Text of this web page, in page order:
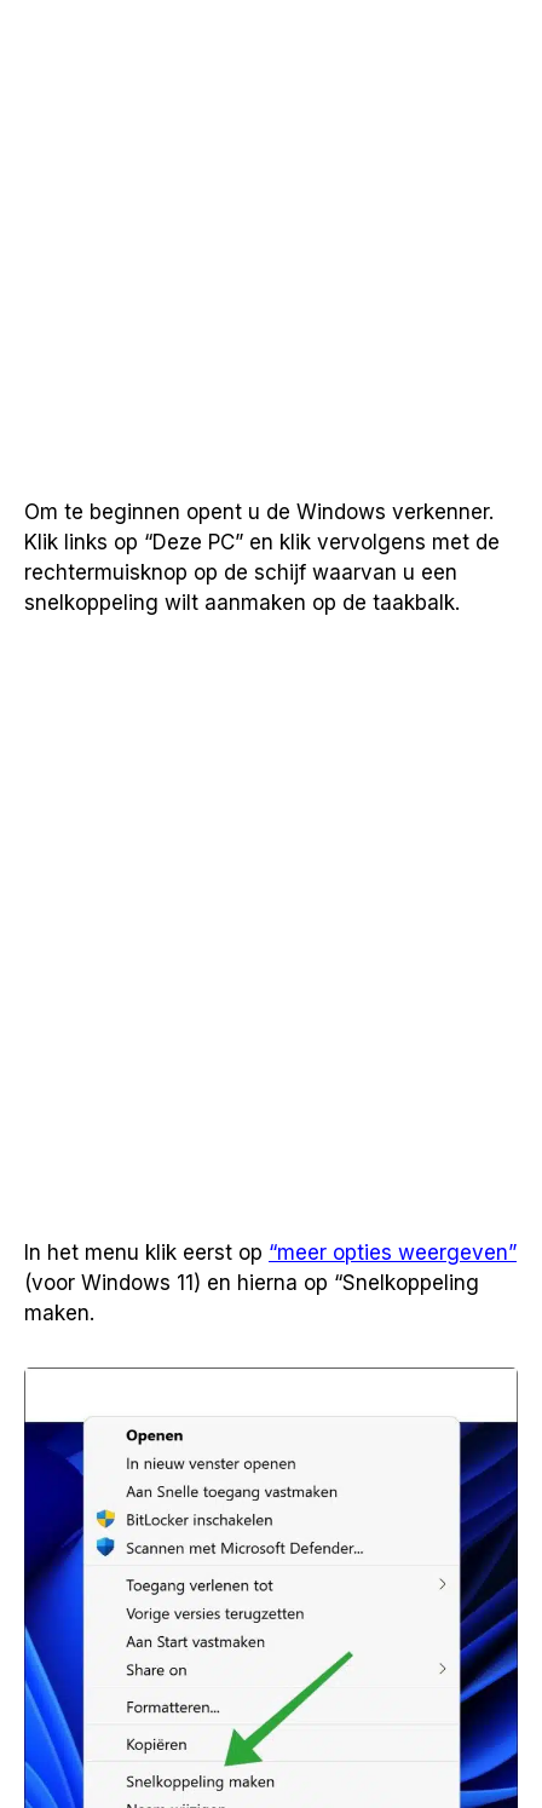
Om te beginnen opent u de Windows verkenner.
Klik links op “Deze PC” en klik vervolgens met de
rechtermuisknop op de schijf waarvan u een
snelkoppeling wilt aanmaken op de taakbalk.
In het menu klik eerst op “meer opties weergeven”
(voor Windows 11) en hierna op “Snelkoppeling
maken.